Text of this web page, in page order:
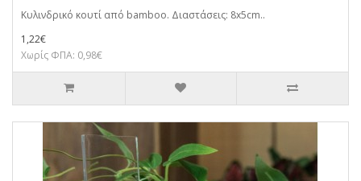
Κυλινδρικό κουτί από bamboo. Διαστάσεις: 8x5cm..
1,22€
Χωρίς ΦΠΑ: 0,98€